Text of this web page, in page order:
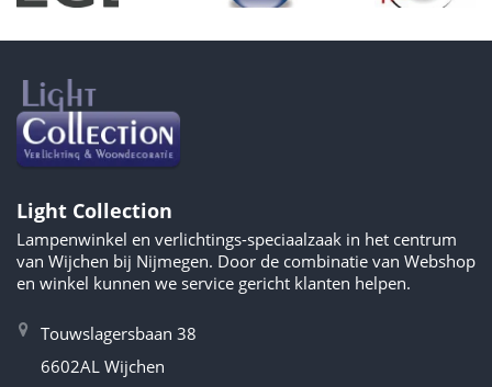
Light Collection
Lampenwinkel en verlichtings-speciaalzaak in het centrum
van Wijchen bij Nijmegen. Door de combinatie van Webshop
en winkel kunnen we service gericht klanten helpen.
Touwslagersbaan 38
6602AL Wijchen